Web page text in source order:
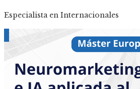
Especialista en Internacionales